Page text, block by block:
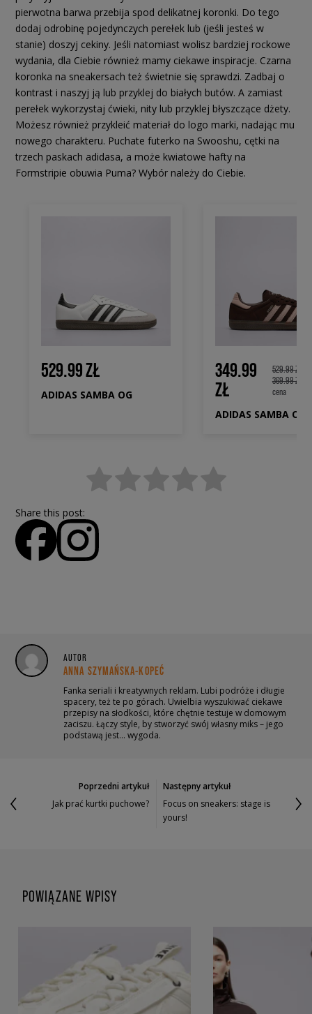
pierwotna barwa przebija spod delikatnej koronki. Do tego
dodaj odrobinę pojedynczych perełek lub (jeśli jesteś w
stanie) doszyj cekiny. Jeśli natomiast wolisz bardziej rockowe
wydania, dla Ciebie również mamy ciekawe inspiracje. Czarna
koronka na sneakersach też świetnie się sprawdzi. Zadbaj o
kontrast i naszyj ją lub przyklej do białych butów. A zamiast
perełek wykorzystaj ćwieki, nity lub przyklej błyszczące dżety.
Możesz również przykleić materiał do logo marki, nadając mu
nowego charakteru. Puchate futerko na Swooshu, cętki na
trzech paskach adidasa, a może kwiatowe hafty na
Formstripie obuwia Puma? Wybór należy do Ciebie.
529.99 ZŁ
ADIDAS SAMBA OG
349.99
ZŁ
529.99 ZŁ
369.99 ZŁ
cena
ADIDAS SAMBA OG
Share this post:
AUTOR
ANNA SZYMAŃSKA-KOPEĆ
Fanka seriali i kreatywnych reklam. Lubi podróże i długie
spacery, też te po górach. Uwielbia wyszukiwać ciekawe
przepisy na słodkości, które chętnie testuje w domowym
zaciszu. Łączy style, by stworzyć swój własny miks – jego
podstawą jest… wygoda.
Poprzedni artykuł
Jak prać kurtki puchowe?
Następny artykuł
Focus on sneakers: stage is
yours!
POWIĄZANE WPISY